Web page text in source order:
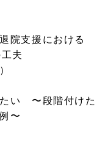
院支援における
夫
い 〜段階付けた
〜